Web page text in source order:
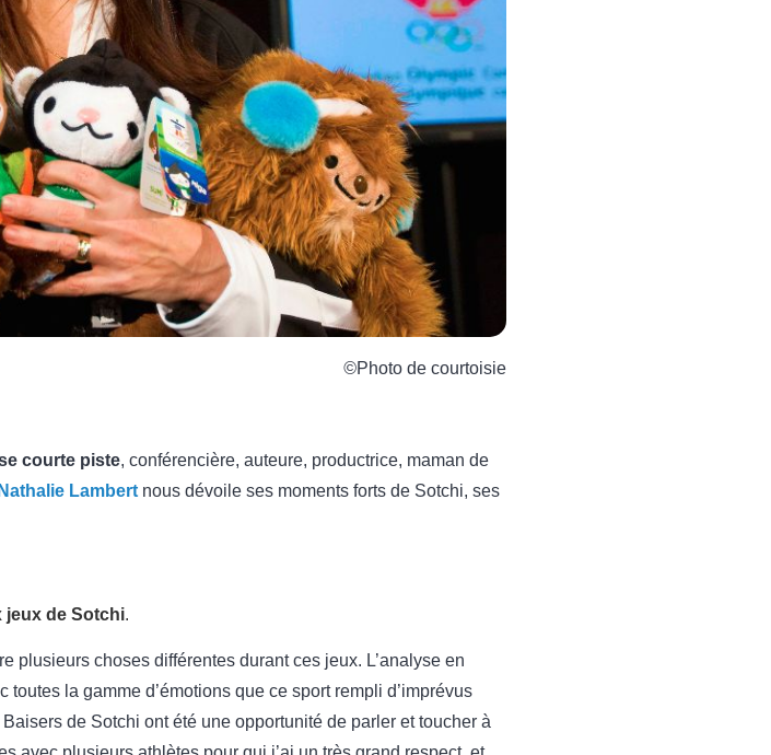
©Photo de courtoisie
courte piste, conférencière, auteure, productrice, maman de
Nathalie Lambert nous dévoile ses moments forts de Sotchi, ses
jeux de Sotchi.
plusieurs choses différentes durant ces jeux. L’analyse en
la gamme d’émotions que ce sport rempli d’imprévus
de Sotchi ont été une opportunité de parler et toucher à